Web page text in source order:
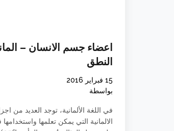
اعضاء جسم الانسان –
النطق
15 فبراير 2016
بواسطة
في اللغة الألمانية، توجد العديد من
الالمانية التي يمكن تعلمها